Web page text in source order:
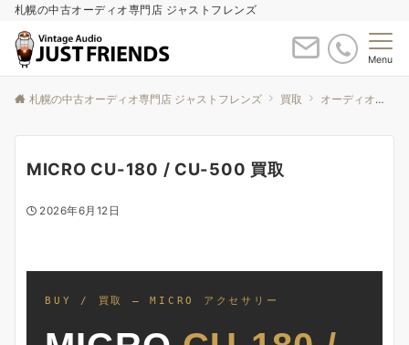
札幌の中古オーディオ専門店 ジャストフレンズ
Menu
札幌の中古オーディオ専門店 ジャストフレンズ 買取 オーディオ買取について
MICRO CU-180 / CU-500 買取
2026年6月12日
BUY / 買取 — MICRO アクセサリー